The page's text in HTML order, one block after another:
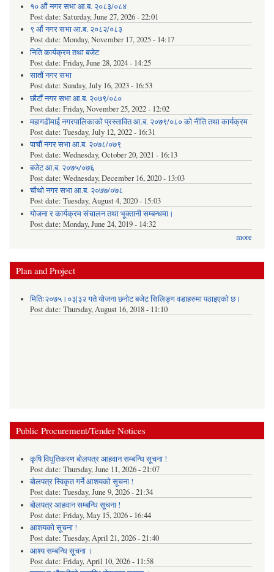
१० औं नगर सभा आ.ब. २०८३/०८४
Post date: Saturday, June 27, 2026 - 22:01
९ औं नगर सभा आ.ब. २०८२/०८३
Post date: Monday, November 17, 2025 - 14:17
निति कार्यक्रम तथा बजेट
Post date: Friday, June 28, 2024 - 14:25
सातौं नगर सभा
Post date: Sunday, July 16, 2023 - 16:53
छौटौं नगर सभा आ.ब. २०७९/०८०
Post date: Friday, November 25, 2022 - 12:02
महागढीमाई नगरपालिकाको प्रस्तावित आ.ब. २०७९/०८० को नीति तथा कार्यक्रम
Post date: Tuesday, July 12, 2022 - 16:31
पाचौं नगर सभा आ.ब. २०७८/०७९
Post date: Wednesday, October 20, 2021 - 16:13
बजेट आ.ब. २०७५/०७६
Post date: Wednesday, December 16, 2020 - 13:03
चौथो नगर सभा आ.ब. २०७७/०७८
Post date: Tuesday, August 4, 2020 - 15:03
योजना र कार्यक्रम संचालन तथा भूक्तानी सम्बन्धमा।
Post date: Monday, June 24, 2019 - 14:32
more
Plan and Project
मितिः२०७५।०३|३२ गते योजना छनोट बजेट सिलिङ्ग वडाहरुमा पठाइएको छ​।
Post date: Thursday, August 16, 2018 - 11:10
Public Procurement/Tender Notices
कृषि विधुतिकरण बोलपत्र आहवान सम्बन्धि सूचना !
Post date: Thursday, June 11, 2026 - 21:07
बोलपत्र स्विकृत गर्ने आशयको सूचना !
Post date: Tuesday, June 9, 2026 - 21:34
बोलपत्र आहवान सम्बन्धि सूचना !
Post date: Friday, May 15, 2026 - 16:44
आशयको सूचना !
Post date: Tuesday, April 21, 2026 - 21:40
आश्य सम्बन्धि सूचना ।
Post date: Friday, April 10, 2026 - 11:58